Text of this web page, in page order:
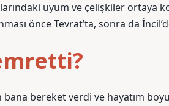
uyum ve çelişkiler ortaya
önce Tevrat’ta, sonra da
bereket verdi ve hayatım